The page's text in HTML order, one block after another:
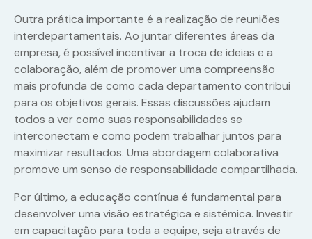
Outra prática importante é a realização de reuniões
interdepartamentais. Ao juntar diferentes áreas da
empresa, é possível incentivar a troca de ideias e a
colaboração, além de promover uma compreensão
mais profunda de como cada departamento contribui
para os objetivos gerais. Essas discussões ajudam
todos a ver como suas responsabilidades se
interconectam e como podem trabalhar juntos para
maximizar resultados. Uma abordagem colaborativa
promove um senso de responsabilidade compartilhada.
Por último, a educação contínua é fundamental para
desenvolver uma visão estratégica e sistêmica. Investir
em capacitação para toda a equipe, seja através de